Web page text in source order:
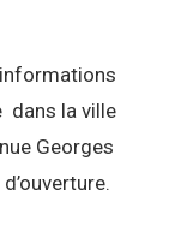
dans la ville
Georges